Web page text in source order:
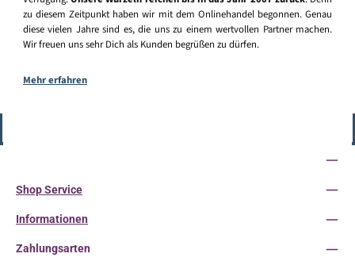
zu diesem Zeitpunkt haben wir mit dem Onlinehandel begonnen. Genau
diese vielen Jahre sind es, die uns zu einem wertvollen Partner machen.
Wir freuen uns sehr Dich als Kunden begrüßen zu dürfen.
Mehr erfahren
Shop Service
Informationen
Zahlungsarten